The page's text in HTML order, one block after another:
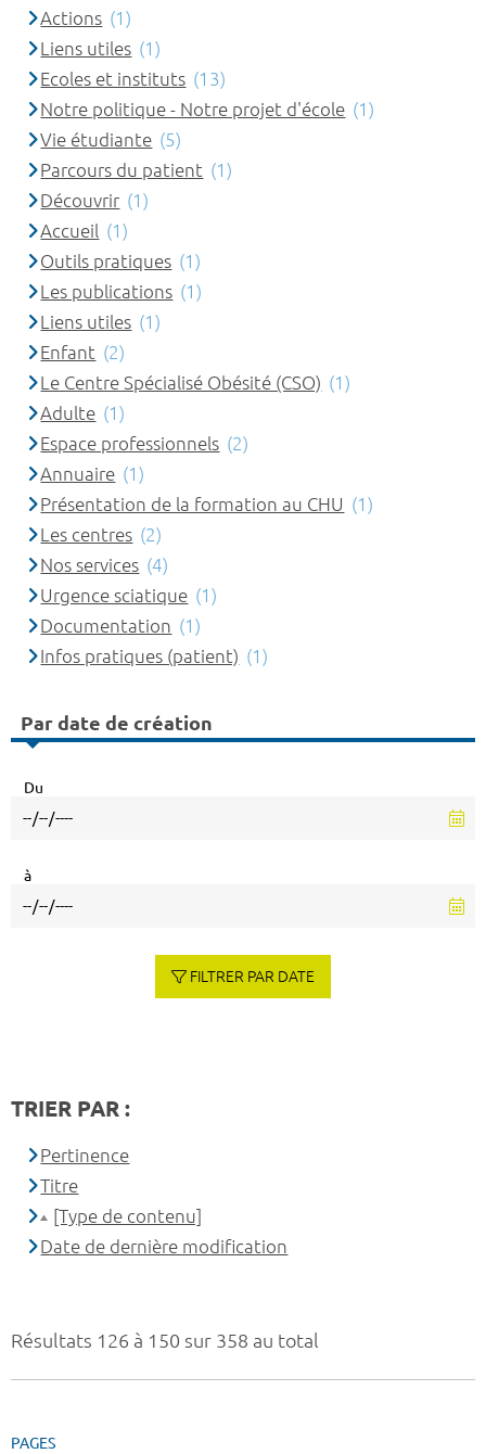
Résultats 126 à 150 sur 358 au total
PAGES
Actions (1)
Liens utiles (1)
Ecoles et instituts (13)
Notre politique - Notre projet d'école (1)
Vie étudiante (5)
Parcours du patient (1)
Découvrir (1)
Accueil (1)
Outils pratiques (1)
Les publications (1)
Liens utiles (1)
Enfant (2)
Le Centre Spécialisé Obésité (CSO) (1)
Adulte (1)
Espace professionnels (2)
Annuaire (1)
Présentation de la formation au CHU (1)
Les centres (2)
Nos services (4)
Urgence sciatique (1)
Documentation (1)
Infos pratiques (patient) (1)
Par date de création
Du
à
FILTRER PAR DATE
TRIER PAR :
Pertinence
Titre
[Type de contenu]
Date de dernière modification